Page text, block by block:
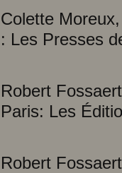
Colette
: Les Presses
Robert
Paris: Les
Robert